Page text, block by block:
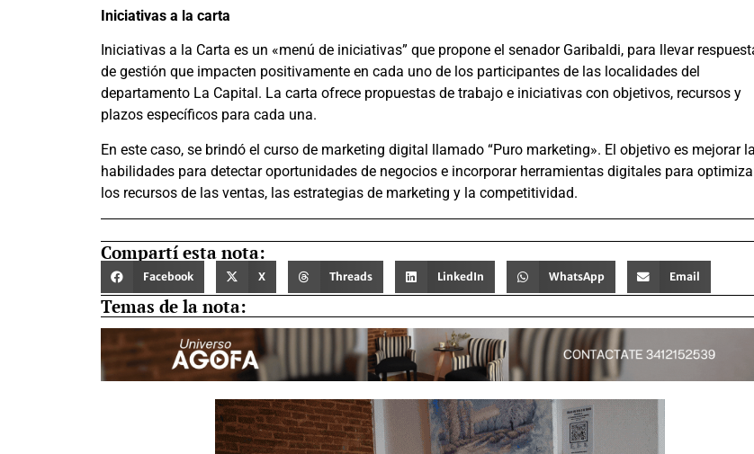
Iniciativas a la carta
Iniciativas a la Carta es un «menú de iniciativas” que propone el senador Garibaldi, para llevar
de gestión que impacten positivamente en cada uno de los participantes de las localidades del
departamento La Capital. La carta ofrece propuestas de trabajo e iniciativas con objetivos, recursos y
plazos específicos para cada una.
En este caso, se brindó el curso de marketing digital llamado “Puro marketing». El objetivo es mejorar
habilidades para detectar oportunidades de negocios e incorporar herramientas digitales para
los recursos de las ventas, las estrategias de marketing y la competitividad.
Compartí esta nota:
Facebook X Threads LinkedIn WhatsApp Email
Temas de la nota: